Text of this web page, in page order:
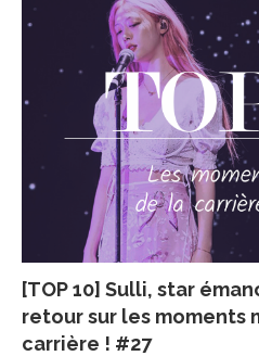
[TOP 10] Sulli, star
retour sur les moments
carrière ! #27